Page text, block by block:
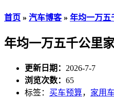
首页 » 汽车博客» 年均一万五
年均一万五千公里
更新日期： 2026-7-7
浏览次数： 65
标签： 买车预算， 家用车